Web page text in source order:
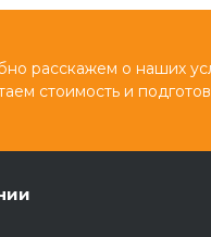
расскажем о наших
стоимость и